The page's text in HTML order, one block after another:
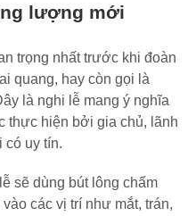
lượng mới
trọng nhất trước khi đoàn
quang, hay còn gọi là
là nghi lễ mang ý nghĩa
thực hiện bởi gia chủ, lãnh
có uy tín.
sẽ dùng bút lông chấm
các vị trí như mắt, trán,